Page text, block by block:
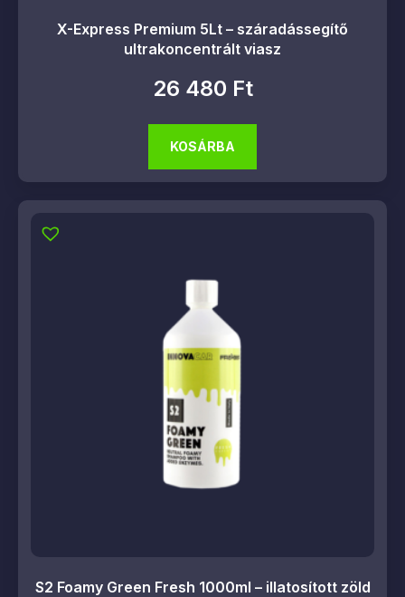
X-Express Premium 5Lt – száradássegítő
ultrakoncentrált viasz
26 480 Ft
KOSÁRBA
S2 Foamy Green Fresh 1000ml – illatosított zöld